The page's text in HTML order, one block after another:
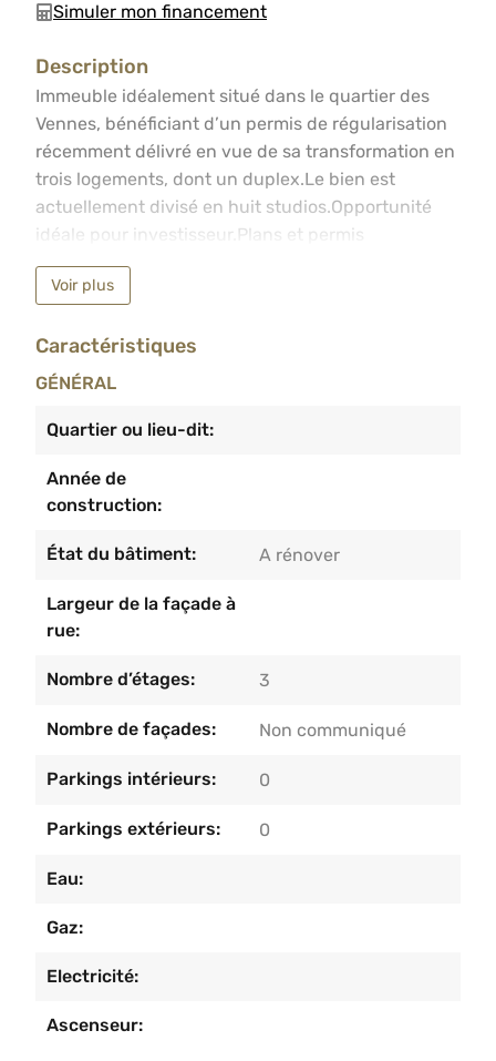
Simuler mon financement
Description
Immeuble idéalement situé dans le quartier des
Immeuble idéalement situé dans le quartier des
Vennes, bénéficiant d’un permis de régularisation
récemment délivré en vue de sa transformation en
trois logements, dont un duplex.Le bien est
actuellement divisé en huit studios.Opportunité
idéale pour investisseur.Plans et permis
disponibles sur demande : info@agimmobiliere.be
– 04/233.55.55
Voir plus
Caractéristiques
GÉNÉRAL
Quartier ou lieu-dit:
Année de
construction:
État du bâtiment: A rénover
Largeur de la façade à
rue:
Nombre d’étages: 3
Nombre de façades: Non communiqué
Parkings intérieurs: 0
Parkings extérieurs: 0
Eau:
Gaz:
Electricité:
Ascenseur: